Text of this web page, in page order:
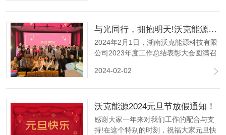
玻璃管熔封、安瓿瓶熔封等方面。
与光同行，拥抱明天!沃克能源2023年度工作总结表彰大会圆满召开!
2024年2月1日，湖南沃克能源科技有限
公司2023年度工作总结表彰大会圆满召
各岗位的优秀员工进行了表彰和奖励。
2024-02-02
沃克能源2024元旦节放假通知！
感谢大家一年来对我们工作的配合与支
持!在这个特别的时刻，祝福大家元旦快